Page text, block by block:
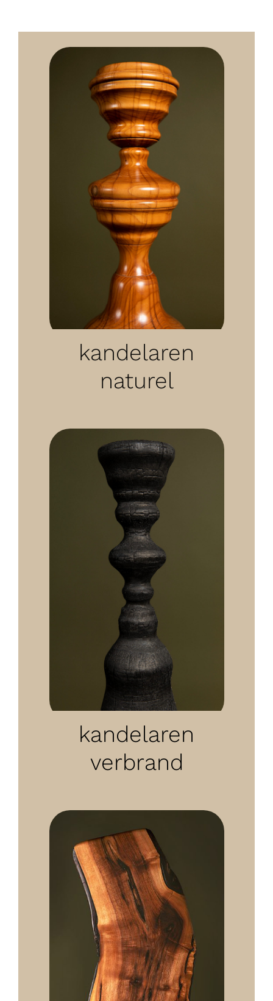
kandelaren
naturel
kandelaren
verbrand